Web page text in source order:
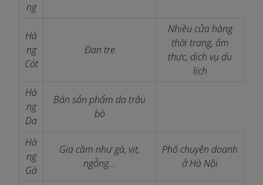
ng
Hà
ng
Cót
Đan tre
Nhiều cửa hàng
thời trang, ẩm
thực, dịch vụ du
lịch
Hà
ng
Da
Bán sản phẩm da trâu
bò
Hà
ng
Gà
Gia cầm như gà, vịt,
ngỗng...
Phố chuyên doanh
ở Hà Nội